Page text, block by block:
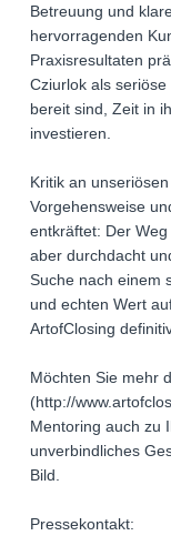
Betreuung und
hervorragenden
Praxisresultaten
Cziurlok als
bereit sind, Zeit in
investieren.
Kritik an
Vorgehensweise
entkräftet: Der
aber durchdacht
Suche nach einem
und echten Wert
ArtofClosing
Möchten Sie mehr
(http://
Mentoring auch zu
unverbindliches
Bild.
Pressekontakt: